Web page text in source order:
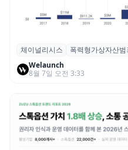
체이널리시스 “가상
범죄 증가…상반기
체이널리시스
폭력형가상자산범
Welaunch
8월 7일 오전 3:33